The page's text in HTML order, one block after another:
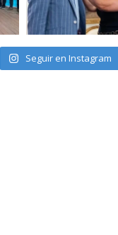
Seguir en Instagram